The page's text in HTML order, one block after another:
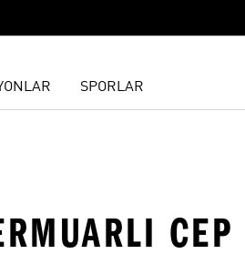
SPORLAR
CEP